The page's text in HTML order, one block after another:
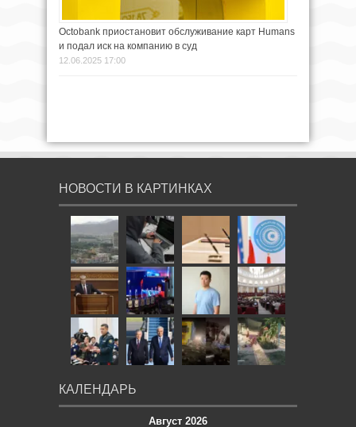
Octobank приостановит обслуживание карт Humans
и подал иск на компанию в суд
12.06.2025 17:00
НОВОСТИ В КАРТИНКАХ
КАЛЕНДАРЬ
Август 2026